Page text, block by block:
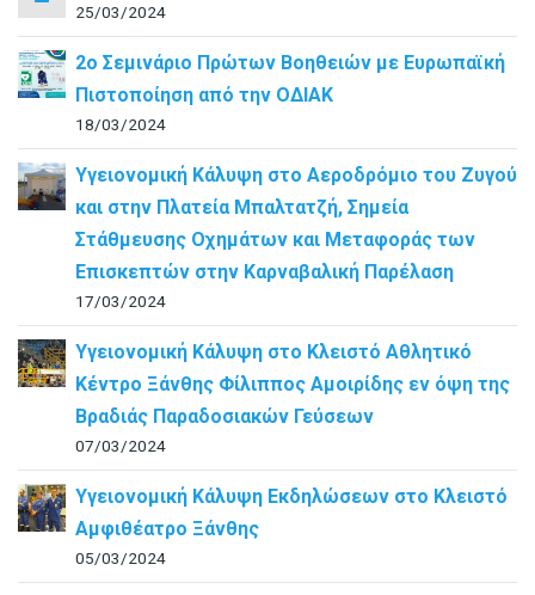
25/03/2024
2ο Σεμινάριο Πρώτων Βοηθειών με Ευρωπαϊκή
Πιστοποίηση από την ΟΔΙΑΚ
18/03/2024
Υγειονομική Κάλυψη στο Αεροδρόμιο του Ζυγού
και στην Πλατεία Μπαλτατζή, Σημεία
Στάθμευσης Οχημάτων και Μεταφοράς των
Επισκεπτών στην Καρναβαλική Παρέλαση
17/03/2024
Υγειονομική Κάλυψη στο Κλειστό Αθλητικό
Κέντρο Ξάνθης Φίλιππος Αμοιρίδης εν όψη της
Βραδιάς Παραδοσιακών Γεύσεων
07/03/2024
Υγειονομική Κάλυψη Εκδηλώσεων στο Κλειστό
Αμφιθέατρο Ξάνθης
05/03/2024